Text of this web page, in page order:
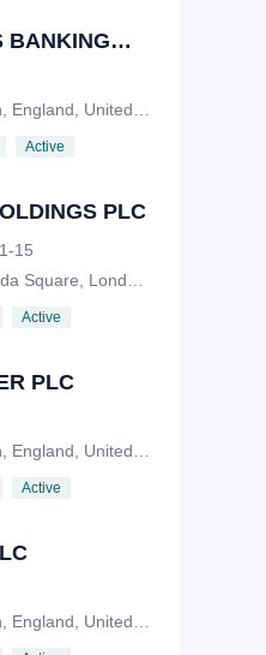
BANKING
United Kingdom
Active
PLC
15
London, E14 5HQ, United Kingdom
Active
PLC
United Kingdom
Active
United Kingdom